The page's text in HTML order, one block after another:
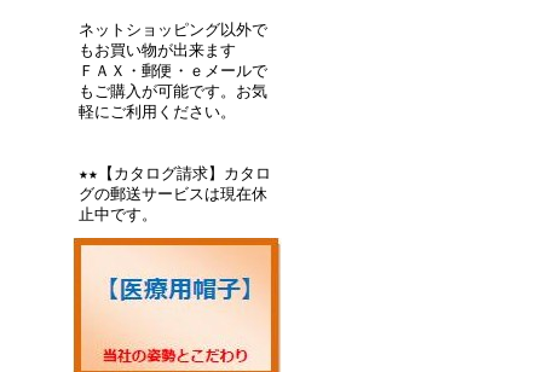
ネットショッピング以外で
もお買い物が出来ます
ＦＡＸ・郵便・ｅメールで
もご購入が可能です。お気
軽にご利用ください。
★★【カタログ請求】カタロ
グの郵送サービスは現在休
止中です。